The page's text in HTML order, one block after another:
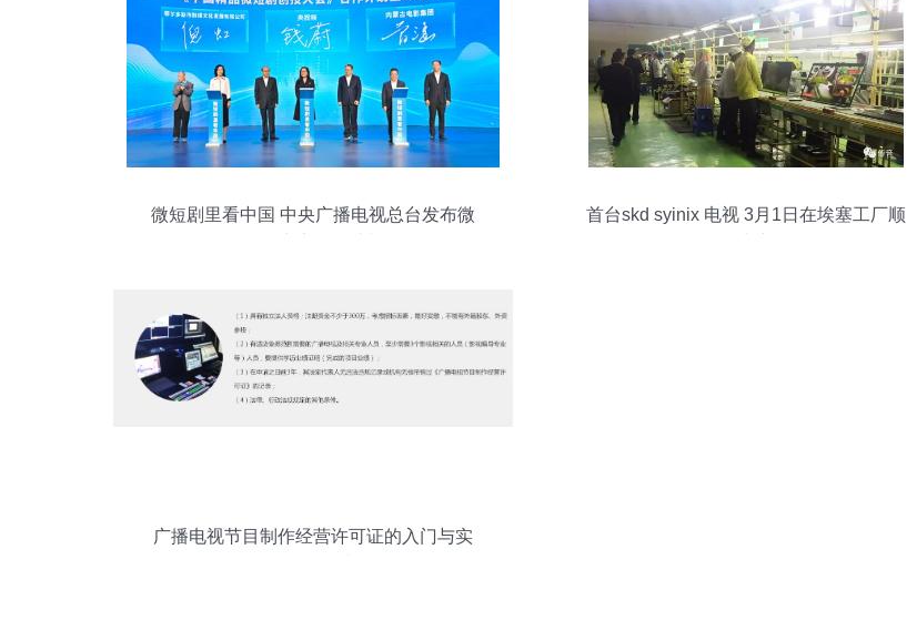
微短剧里看中国 中央广播电视总台发布微
首台skd syinix 电视 3月1日在埃塞工厂顺
广播电视节目制作经营许可证的入门与实